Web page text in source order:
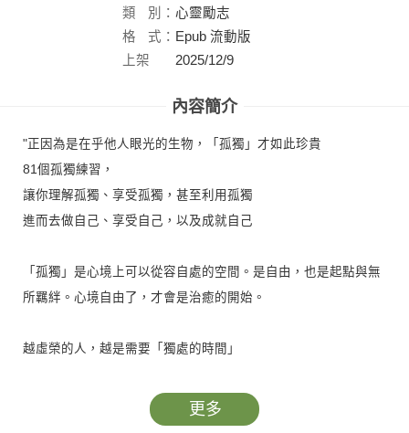
社：
類
別： 心靈勵志
格
式： Epub 流動版
上架
2025/12/9
內容簡介
"正因為是在乎他人眼光的生物，「孤獨」才如此珍貴
81個孤獨練習，
讓你理解孤獨、享受孤獨，甚至利用孤獨
進而去做自己、享受自己，以及成就自己
「孤獨」是心境上可以從容自處的空間。是自由，也是起點與無
所羈絆。心境自由了，才會是治癒的開始。
越虛榮的人，越是需要「獨處的時間」
每個人或多或少都會有一點「虛榮心」，這是「想讓自己看起來
更好，想讓別人羨慕自己」的心情。
更多